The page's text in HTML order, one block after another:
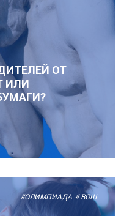
ОТ
ИЛИ
#ОЛИМПИАДА # ВОШ